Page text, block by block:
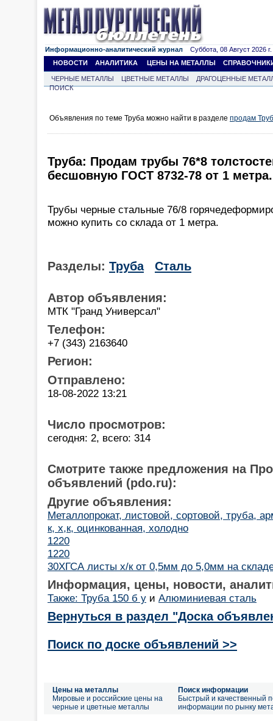
Информационно-аналитический журнал Суббота, 08 Август 2026 г.
НОВОСТИ
АНАЛИТИКА ЦЕНЫ НА МЕТАЛЛЫ
ЧЕРНЫЕ МЕТАЛЛЫ ЦВЕТНЫЕ МЕТАЛЛЫ
ДРАГОЦЕННЫЕ
ПОИСК
Объявления по теме Труба можно найти в разделе продам
Труба: Продам трубы 76*8
бесшовную ГОСТ 8732-78 от 1 метра.
Трубы черные стальные 76/8
можно купить со склада от 1 метра.
Разделы: Труба Сталь
Автор объявления:
МТК "Гранд Универсал"
Телефон:
+7 (343) 2163640
Регион:
Отправлено:
18-08-2022 13:21
Число просмотров:
сегодня: 2, всего: 314
Смотрите также предложения на
объявлений (pdo.ru):
Другие объявления:
Металлопрокат, листовой, сортовой, труба,
к, х,к, оцинкованная, холодно
1220
1220
30ХГСА листы х/к от 0,5мм до 5,0мм на
Информация, цены, новости,
Также: Труба 150 б у и Алюминиевая сталь
Вернуться в раздел "Доска
Поиск по доске объявлений >>
Цены на металлы
Мировые и российские цены на
черные и цветные металлы
Поиск информации
Быстрый и качественный
информации по рынку